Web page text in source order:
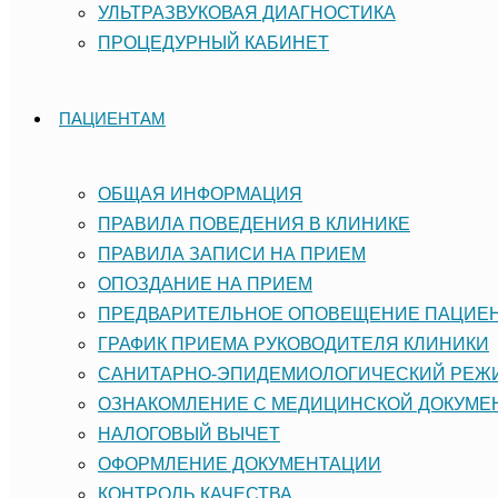
УЛЬТРАЗВУКОВАЯ ДИАГНОСТИКА
ПРОЦЕДУРНЫЙ КАБИНЕТ
ПАЦИЕНТАМ
ОБЩАЯ ИНФОРМАЦИЯ
ПРАВИЛА ПОВЕДЕНИЯ В КЛИНИКЕ
ПРАВИЛА ЗАПИСИ НА ПРИЕМ
ОПОЗДАНИЕ НА ПРИЕМ
ПРЕДВАРИТЕЛЬНОЕ ОПОВЕЩЕНИЕ
ГРАФИК ПРИЕМА РУКОВОДИТЕЛЯ КЛИНИКИ
САНИТАРНО-ЭПИДЕМИОЛОГИЧЕСКИЙ
ОЗНАКОМЛЕНИЕ С МЕДИЦИНСКОЙ
НАЛОГОВЫЙ ВЫЧЕТ
ОФОРМЛЕНИЕ ДОКУМЕНТАЦИИ
КОНТРОЛЬ КАЧЕСТВА